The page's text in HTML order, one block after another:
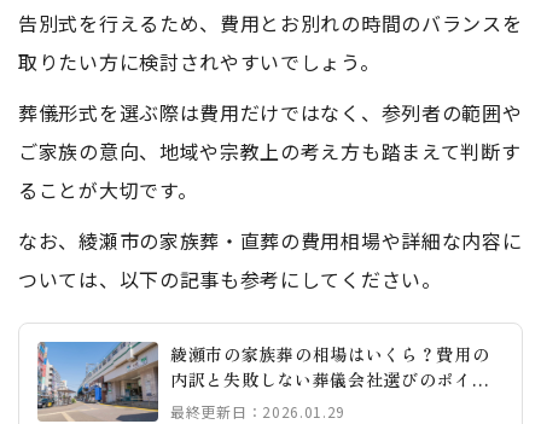
告別式を行えるため、費用とお別れの時間のバランスを
取りたい方に検討されやすいでしょう。
葬儀形式を選ぶ際は費用だけではなく、参列者の範囲や
ご家族の意向、地域や宗教上の考え方も踏まえて判断す
ることが大切です。
なお、綾瀬市の家族葬・直葬の費用相場や詳細な内容に
ついては、以下の記事も参考にしてください。
綾瀬市の家族葬の相場はいくら？費用の
内訳と失敗しない葬儀会社選びのポイン
ト
最終更新日：2026.01.29